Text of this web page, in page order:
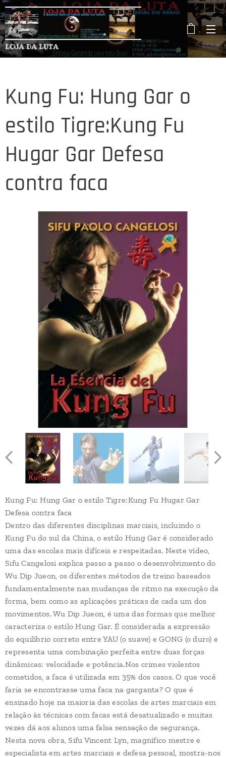
LOJA DA LUTA
Kung Fu: Hung Gar o
estilo Tigre:Kung Fu
Hugar Gar Defesa
contra faca
Kung Fu: Hung Gar o estilo Tigre:Kung Fu Hugar Gar
Defesa contra faca
Dentro das diferentes disciplinas marciais, incluindo o
Kung Fu do sul da China, o estilo Hung Gar é considerado
uma das escolas mais difíceis e respeitadas. Neste vídeo,
Sifu Cangelosi explica passo a passo o desenvolvimento do
Wu Dip Jueon, os diferentes métodos de treino baseados
fundamentalmente nas mudanças de ritmo na execução da
forma, bem como as aplicações práticas de cada um dos
movimentos. Wu Dip Jueon, é uma das formas que melhor
caracteriza o estilo Hung Gar. É considerada a expressão
do equilíbrio correto entre YAU (o suave) e GONG (o duro) e
representa uma combinação perfeita entre duas forças
dinâmicas: velocidade e potência.Nos crimes violentos
cometidos, a faca é utilizada em 35% dos casos. O que você
faria se encontrasse uma faca na garganta? O que é
ensinado hoje na maioria das escolas de artes marciais em
relação às técnicas com facas está desatualizado e muitas
vezes dá aos alunos uma falsa sensação de segurança.
Nesta nova obra, Sifu Vincent Lyn, magnífico mestre e
especialista em artes marciais e defesa pessoal, mostra-nos